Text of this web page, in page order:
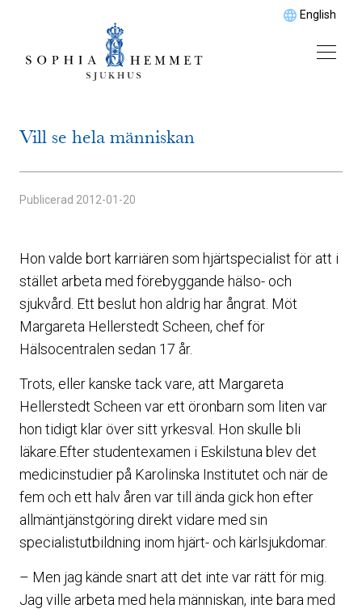
English
Vill se hela människan
Publicerad 2012-01-20
Hon valde bort karriären som hjärtspecialist för att i
stället arbeta med förebyggande hälso- och
sjukvård. Ett beslut hon aldrig har ångrat. Möt
Margareta Hellerstedt Scheen, chef för
Hälsocentralen sedan 17 år.
Trots, eller kanske tack vare, att Margareta
Hellerstedt Scheen var ett öronbarn som liten var
hon tidigt klar över sitt yrkesval. Hon skulle bli
läkare.Efter studentexamen i Eskilstuna blev det
medicinstudier på Karolinska Institutet och när de
fem och ett halv åren var till ända gick hon efter
allmäntjänstgöring direkt vidare med sin
specialistutbildning inom hjärt- och kärlsjukdomar.
– Men jag kände snart att det inte var rätt för mig.
Jag ville arbeta med hela människan, inte bara med